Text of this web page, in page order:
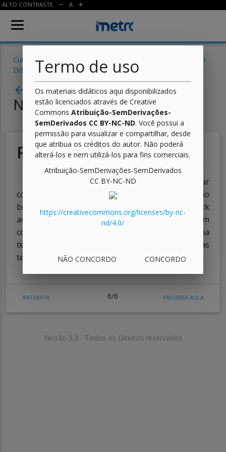
Termo de uso
Os materiais didáticos aqui disponibilizados
estão licenciados através de Creative
Commons Atribuição-SemDerivações-
SemDerivados CC BY-NC-ND. Você possui a
permissão para visualizar e compartilhar, desde
que atribua os créditos do autor. Não poderá
alterá-los e nem utilizá-los para fins comerciais.
Atribuição-SemDerivações-SemDerivados
CC BY-NC-ND
https://creativecommons.org/licenses/by-nc-
nd/4.0/
CONCORDO
NÃO CONCORDO
ALTO CONTRASTE remove A add
Cursos/Informática para Internet
Desenvolvimento para
Dispositivos Móveis/ Aula
arrow_back Aula 11 - Touchables e
Navegação
Resumo
Nesta aula, vimos como transformar
componentes que não necessariamente são
botões em objetos clicáveis, com ou sem feedback
ao usuário. Ademais, vimos como estruturar um
código para um aplicativo que possui mais de uma
tela, além de configurar a navegação entre as
telas.
ANTERIOR 6/6 PRÓXIMA AULA
Versão 5.3 - Todos os Direitos reservados